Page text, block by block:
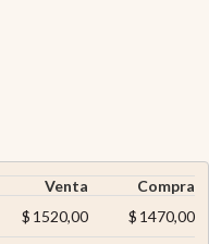
Venta
Compra
$ 1520,00 $ 1470,00